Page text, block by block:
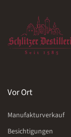
Vor Ort
Manufakturverkauf
Besichtigungen